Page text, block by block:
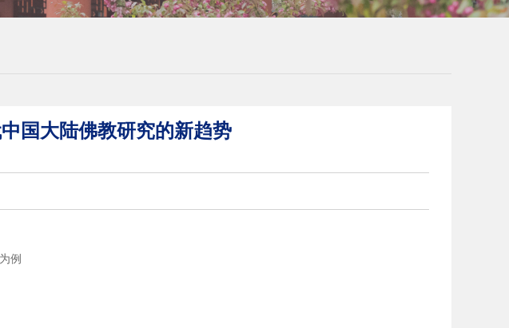
国大陆佛教研究的新趋势
例